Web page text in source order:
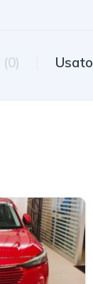
(0) Usato